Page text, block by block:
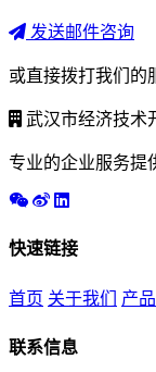
发送邮件咨询
或直接拨打我们的
武汉市经济技术
专业的企业服务提
快速链接
首页 关于我们 产
联系信息